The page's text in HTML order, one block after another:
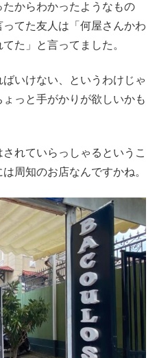
からわかったようなもの
てた友人は「何屋さんかわ
た」と言ってました。
いけない、というわけじゃ
っと手がかりが欲しいかも
れていらっしゃるというこ
周知のお店なんですかね。